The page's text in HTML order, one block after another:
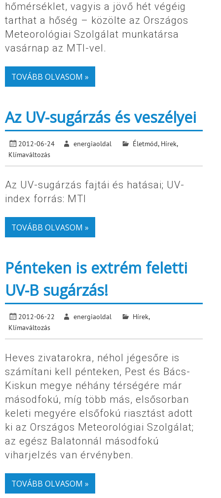
hőmérséklet, vagyis a jövő hét végéig
tarthat a hőség – közölte az Országos
Meteorológiai Szolgálat munkatársa
vasárnap az MTI-vel.
TOVÁBB OLVASOM »
Az UV-sugárzás és veszélyei
2012-06-24 energiaoldal Életmód, Hírek,
Klímaváltozás
Az UV-sugárzás fajtái és hatásai; UV-
index forrás: MTI
TOVÁBB OLVASOM »
Pénteken is extrém feletti
UV-B sugárzás!
2012-06-22 energiaoldal Hírek,
Klímaváltozás
Heves zivatarokra, néhol jégesőre is
számítani kell pénteken, Pest és Bács-
Kiskun megye néhány térségére már
másodfokú, míg több más, elsősorban
keleti megyére elsőfokú riasztást adott
ki az Országos Meteorológiai Szolgálat;
az egész Balatonnál másodfokú
viharjelzés van érvényben.
TOVÁBB OLVASOM »